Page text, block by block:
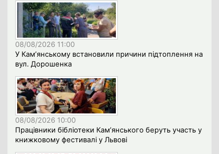
08/08/2026 11:00
У Кам’янському встановили причини підтоплення на
вул. Дорошенка
08/08/2026 10:00
Працівники бібліотеки Кам’янського беруть участь у
книжковому фестивалі у Львові